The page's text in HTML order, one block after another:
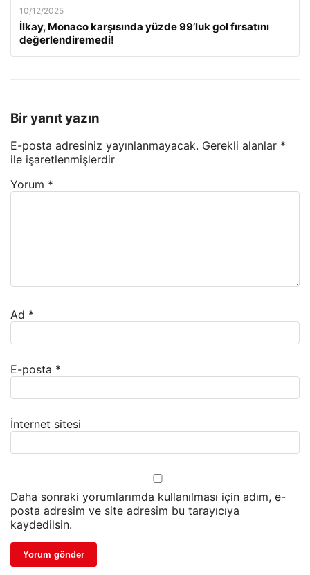
10/12/2025
İlkay, Monaco karşısında yüzde 99’luk gol fırsatını
değerlendiremedi!
Bir yanıt yazın
E-posta adresiniz yayınlanmayacak. Gerekli alanlar *
ile işaretlenmişlerdir
Yorum *
Ad *
E-posta *
İnternet sitesi
Daha sonraki yorumlarımda kullanılması için adım, e-
posta adresim ve site adresim bu tarayıcıya
kaydedilsin.